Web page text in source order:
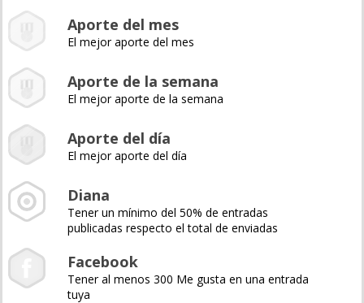
Aporte del mes
El mejor aporte del mes
Aporte de la semana
El mejor aporte de la semana
Aporte del día
El mejor aporte del día
Diana
Tener un mínimo del 50% de entradas
publicadas respecto el total de enviadas
Facebook
Tener al menos 300 Me gusta en una entrada
tuya